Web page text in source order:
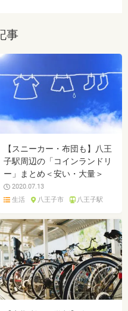
事
【スニーカー・布団も】八王
子駅周辺の「コインランドリ
ー」まとめ＜安い・大量＞
2020.07.13
生活
八王子市 八王子駅